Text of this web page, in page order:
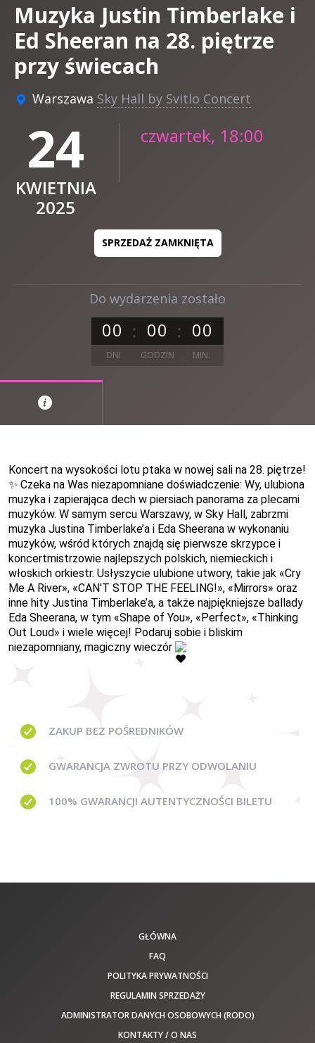
Do wydarzenia zostało
00 00 00
DNI GODZIN MIN.
Muzyka Justin Timberlake i
Ed Sheeran na 28. piętrze
przy świecach
Warszawa Sky Hall by Svitlo Concert
24
KWIETNIA
2025
czwartek, 18:00
SPRZEDAŻ ZAMKNIĘTA
Koncert na wysokości lotu ptaka w nowej sali na 28. piętrze!
✨ Czeka na Was niezapomniane doświadczenie: Wy, ulubiona
muzyka i zapierająca dech w piersiach panorama za plecami
muzyków. W samym sercu Warszawy, w Sky Hall, zabrzmi
muzyka Justina Timberlake’a i Eda Sheerana w wykonaniu
muzyków, wśród których znajdą się pierwsze skrzypce i
koncertmistrzowie najlepszych polskich, niemieckich i
włoskich orkiestr. Usłyszycie ulubione utwory, takie jak «Cry
Me A River», «CAN'T STOP THE FEELING!», «Mirrors» oraz
inne hity Justina Timberlake’a, a także najpiękniejsze ballady
Eda Sheerana, w tym «Shape of You», «Perfect», «Thinking
Out Loud» i wiele więcej! Podaruj sobie i bliskim
niezapomniany, magiczny wieczór
ZAKUP BEZ POŚREDNIKÓW
GWARANCJA ZWROTU PRZY ODWOLANIU
100% GWARANCJI AUTENTYCZNOŚCI BILETU
GŁÓWNA
FAQ
POLITYKA PRYWATNOŚCI
REGULAMIN SPRZEDAŻY
ADMINISTRATOR DANYCH OSOBOWYCH (RODO)
KONTAKTY / O NAS